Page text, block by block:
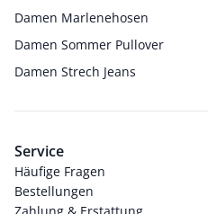
Damen Marlenehosen
Damen Sommer Pullover
Damen Strech Jeans
Service
Häufige Fragen
Bestellungen